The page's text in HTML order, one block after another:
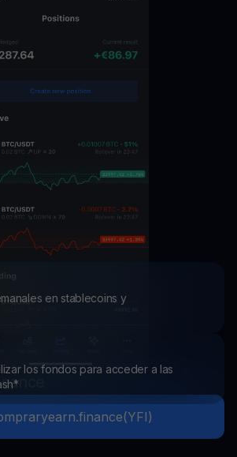
en stablecoins y
los fondos para acceder a las
yearn.finance(YFI)